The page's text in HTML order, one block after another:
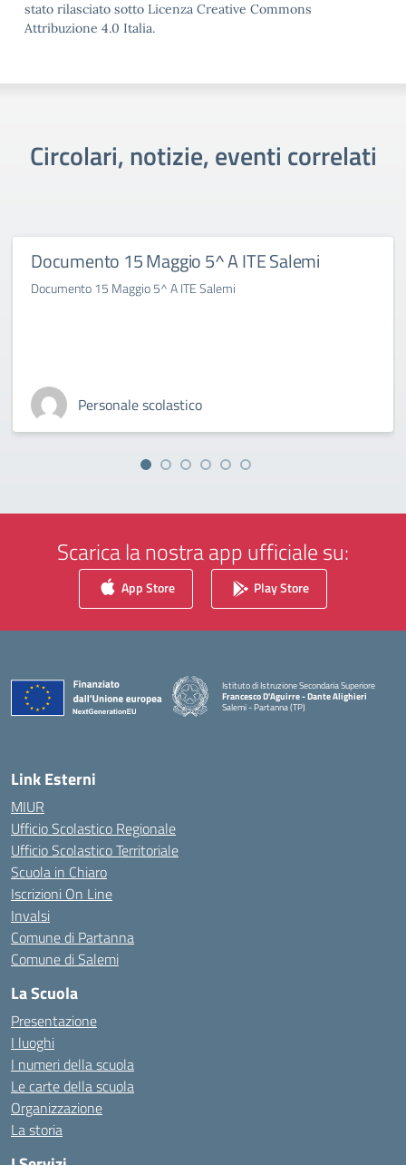
stato rilasciato sotto Licenza Creative Commons
Attribuzione 4.0 Italia.
Circolari, notizie, eventi correlati
Documento 15 Maggio 5^ A ITE Salemi
Documento 15 Maggio 5^ A ITE Salemi
Personale scolastico
Scarica la nostra app ufficiale su:
App Store Play Store
Istituto di Istruzione Secondaria Superiore
Francesco D'Aguirre - Dante Alighieri
Salemi - Partanna (TP)
Link Esterni
MIUR
Ufficio Scolastico Regionale
Ufficio Scolastico Territoriale
Scuola in Chiaro
Iscrizioni On Line
Invalsi
Comune di Partanna
Comune di Salemi
La Scuola
Presentazione
I luoghi
I numeri della scuola
Le carte della scuola
Organizzazione
La storia